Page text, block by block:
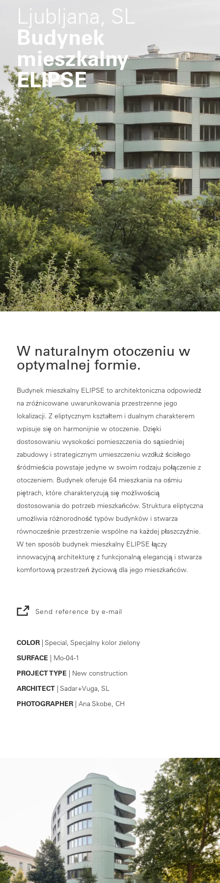
Ljubljana, SL
Budynek
mieszkalny
ELIPSE
W naturalnym otoczeniu w
optymalnej formie.
Budynek mieszkalny ELIPSE to architektoniczna odpowiedź
na zróżnicowane uwarunkowania przestrzenne jego
lokalizacji. Z eliptycznym kształtem i dualnym charakterem
wpisuje się on harmonijnie w otoczenie. Dzięki
dostosowaniu wysokości pomieszczenia do sąsiedniej
zabudowy i strategicznym umieszczeniu wzdłuż ścisłego
śródmieścia powstaje jedyne w swoim rodzaju połączenie z
otoczeniem. Budynek oferuje 64 mieszkania na ośmiu
piętrach, które charakteryzują się możliwością
dostosowania do potrzeb mieszkańców. Struktura eliptyczna
umożliwia różnorodność typów budynków i stwarza
równocześnie przestrzenie wspólne na każdej płaszczyźnie.
W ten sposób budynek mieszkalny ELIPSE łączy
innowacyjną architekturę z funkcjonalną elegancją i stwarza
komfortową przestrzeń życiową dla jego mieszkańców.
Send reference by e-mail
COLOR| Special, Specjalny kolor zielony
SURFACE | Mo-04-1
PROJECT TYPE | New construction
ARCHITECT| Sadar+Vuga, SL
PHOTOGRAPHER| Ana Skobe, CH